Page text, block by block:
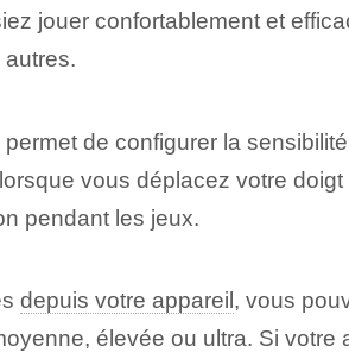
jouer confortablement et
de configurer la
vous déplacez votre
pendant les jeux.
depuis votre appareil , vous
élevée ou ultra. Si